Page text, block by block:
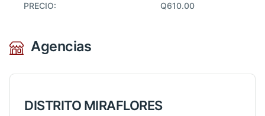
PRECIO: Q610.00
Agencias
DISTRITO MIRAFLORES